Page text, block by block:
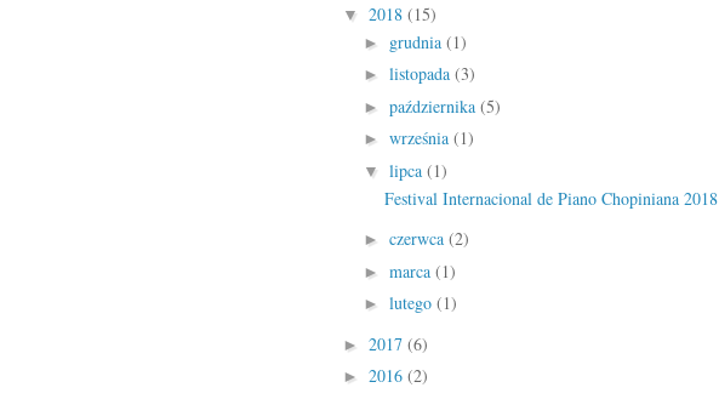
▼ 2018 (15)
► grudnia (1)
► listopada (3)
► października (5)
► września (1)
▼ lipca (1)
Festival Internacional de Piano Chopiniana 2018
► czerwca (2)
► marca (1)
► lutego (1)
► 2017 (6)
► 2016 (2)